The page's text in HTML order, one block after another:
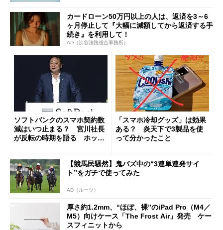
カードローン50万円以上の人は、返済を3～6
ヶ月停止して『大幅に減額してから返済する手
続き』を利用して！
AD（渋谷法務総合事務所）
ソフトバンクのスマホ契約数
減はいつ止まる？ 宮川社長
が反転の時期を語る ホッピ
「スマホ冷却グッズ」は効果
ある？ 炎天下で3製品を使
って分かったこと
【競馬民騒然】鬼バズ中の“3連単連発サイ
ト”をガチで使ってみた
AD（ルーツ）
厚さ約1.2mm、“ほぼ、裸”のiPad Pro（M4／
M5）向けケース「The Frost Air」発売 ケー
スフィニットから